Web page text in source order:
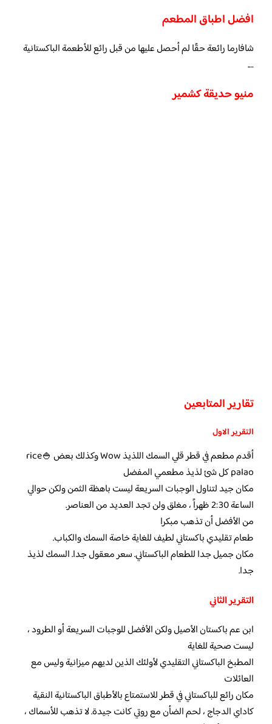
افضل اطباق المطعم
شافارما رائعة حقًا لم أحصل عليها من قبل رائع للأطعمة الباكستانية
….
منيو حديقة كشمير
تقارير المتابعين
التقرير الاول
أقدم مطعم في قطر قلي السمك اللذيذ Wow وكذلك بعض 🍚rice
palao كل شئ لذيذ مطعمي المفضل
مكان جيد لتناول الوجبات السريعة ليست باهظة الثمن ولكن حوالي
الساعة 2:30 ظهراً ، مغلق ولن تجد العديد من العناصر.
من الأفضل أن تذهب مبكرا
طعام تقليدي باكستاني لطيف للغاية خاصة السمك والكباب.
مكان جميل جدا للطعام الباكستاني. سعر معقول جدا. السمك لذيذ
جدا.
التقرير الثاني
ابن عم باكستان الأصيل ولكن الأفضل للوجبات السريعة أو الطرود ،
ليست صحية للغاية
المطبخ الباكستاني التقليدي لأولئك الذين لديهم ميزانية وليس مع
العائلات
مكان رائع للباكستاني في قطر للاستمتاع بالأطباق الباكستانية النقية
كاداي الدجاج ، لحم الضأن مع روتي كانت جيدة. لا تذهب للأسماك ،